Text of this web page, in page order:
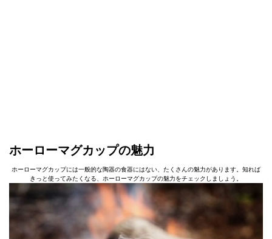
ホーローマグカップの魅力
ホーローマグカップには一般的な陶器の食器にはない、たくさんの魅力があります。知れば
きっと使ってみたくなる、ホーローマグカップの魅力をチェックしましょう。